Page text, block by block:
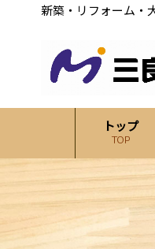
新築・リフォーム・
トップ
TOP